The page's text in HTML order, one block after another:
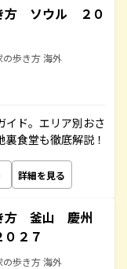
方 ソウル ２０
の歩き方 海外
イド。エリア別おさ
食堂も徹底解説！
詳細を見る
方 釜山 慶州
２７
の歩き方 海外